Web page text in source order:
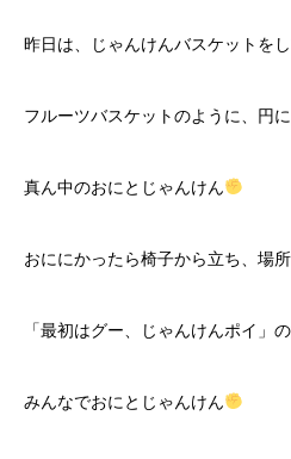
昨日は、じゃんけんバスケットをし
フルーツバスケットのように、円
真ん中のおにとじゃんけん
おににかったら椅子から立ち、場所
「最初はグー、じゃんけんポイ」
みんなでおにとじゃんけん